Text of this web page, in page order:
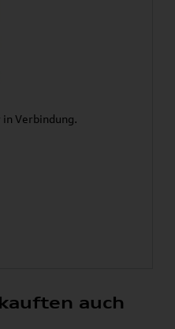
Verbindung.
auch